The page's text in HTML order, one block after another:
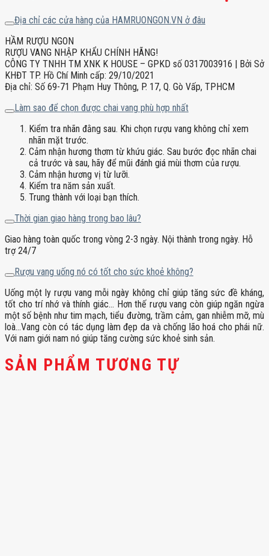
Địa chỉ các cửa hàng của HAMRUONGON.VN ở đâu
HẦM RƯỢU NGON
RƯỢU VANG NHẬP KHẨU CHÍNH HÃNG!
CÔNG TY TNHH TM XNK K HOUSE – GPKD số 0317003916 | Bởi Sở
KHĐT TP. Hồ Chí Minh cấp: 29/10/2021
Địa chỉ: Số 69-71 Phạm Huy Thông, P. 17, Q. Gò Vấp, TPHCM
Làm sao để chọn được chai vang phù hợp nhất
Kiểm tra nhãn đằng sau. Khi chọn rượu vang không chỉ xem
nhãn mặt trước.
Cảm nhận hương thơm từ khứu giác. Sau bước đọc nhãn chai
cả trước và sau, hãy để mũi đánh giá mùi thơm của rượu.
Cảm nhận hương vị từ lưỡi.
Kiểm tra năm sản xuất.
Trung thành với loại bạn thích.
Thời gian giao hàng trong bao lâu?
Giao hàng toàn quốc trong vòng 2-3 ngày. Nội thành trong ngày. Hỗ
trợ 24/7
Rượu vang uống nó có tốt cho sức khoẻ không?
Uống một ly rượu vang mỗi ngày không chỉ giúp tăng sức đề kháng,
tốt cho trí nhớ và thính giác… Hơn thế rượu vang còn giúp ngăn ngừa
một số bệnh như tim mạch, tiểu đường, trầm cảm, gan nhiễm mỡ, mù
loà…Vang còn có tác dụng làm đẹp da và chống lão hoá cho phái nữ.
Với nam giới nam nó giúp tăng cường sức khoẻ sinh sản.
SẢN PHẨM TƯƠNG TỰ